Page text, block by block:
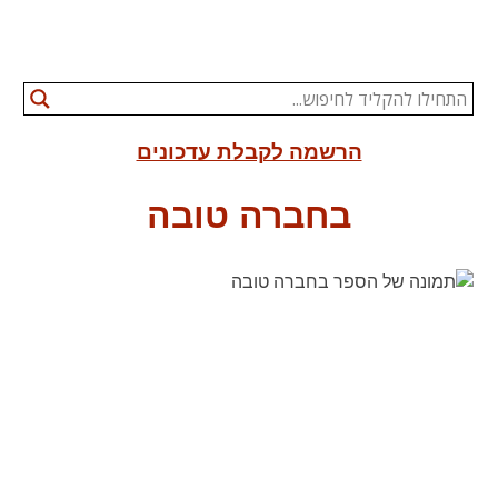
הרשמה לקבלת עדכונים
בחברה טובה